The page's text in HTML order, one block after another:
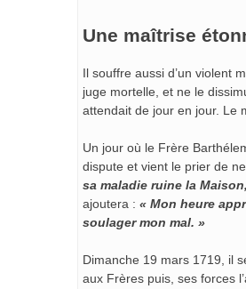
Une maîtrise
Il souffre aussi d’un violent
juge mortelle, et ne le
attendait de jour en jour. Le
Un jour où le Frère
dispute et vient le prier de
sa maladie ruine la
ajoutera : « Mon heure
soulager mon mal. »
Dimanche 19 mars 1719, il
aux Frères puis, ses forces